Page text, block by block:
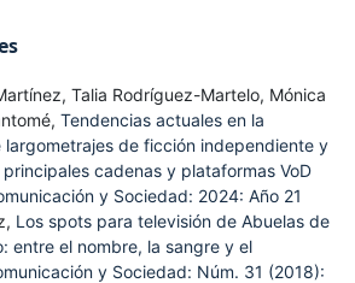
Talia Rodríguez-Martelo, Mónica
Tendencias actuales en la
largometrajes de ficción independiente y
cadenas y plataformas VoD
y Sociedad: 2024: Año 21
Los spots para televisión de Abuelas de
entre el nombre, la sangre y el
y Sociedad: Núm. 31 (2018):